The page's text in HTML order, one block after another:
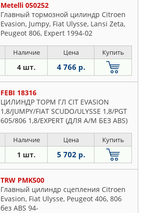
Metelli 050252
Главный тормозной цилиндр Citroen
Evasion, Jumpy, Fiat Ulysse, Lansi Zeta,
Peugeot 806, Expert 1994-02
Наличие Цена Купить
4 шт. 4 766 р.
FEBI 18316
ЦИЛИНДР ТОРМ ГЛ CIT EVASION
1,8/JUMPY/FIAT SCUDO/ULYSSE 1,8/PGT
605/806 1,8/EXPERT (ДЛЯ А/М БЕЗ ABS)
Наличие Цена Купить
1 шт. 5 702 р.
TRW PMK500
Главный цилиндр сцепления Citroen
Evasion, Fiat Ulysse, Peugeot 406, 806
без ABS 94-